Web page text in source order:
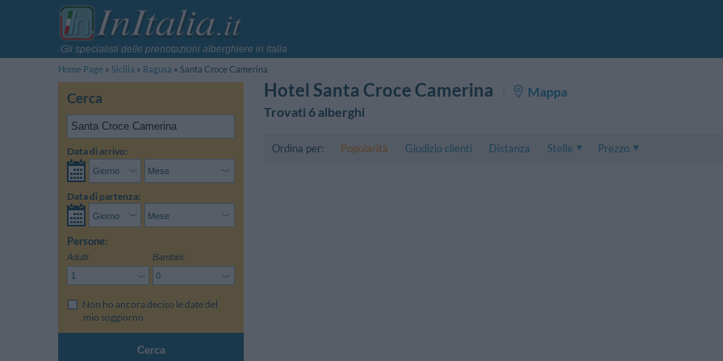
Gli specialisti delle prenotazioni alberghiere in Italia
Home Page
Sicilia Ragusa Santa Croce Camerina
Cerca
Data di arrivo:
Data di partenza:
Persone:
Adulti: Bambini:
Non ho ancora deciso le date del
mio soggiorno
Cerca
Hotel Santa Croce Camerina
Mappa
Trovati 6 alberghi
Ordina per: Popolarità Giudizio clienti Distanza
Stelle
Prezzo